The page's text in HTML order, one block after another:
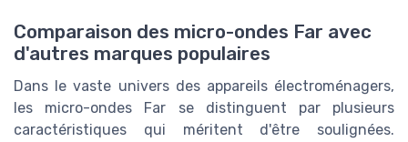
Comparaison des micro-ondes Far avec
d'autres marques populaires
Dans le vaste univers des appareils électroménagers,
les micro-ondes Far se distinguent par plusieurs
caractéristiques qui méritent d'être soulignées.